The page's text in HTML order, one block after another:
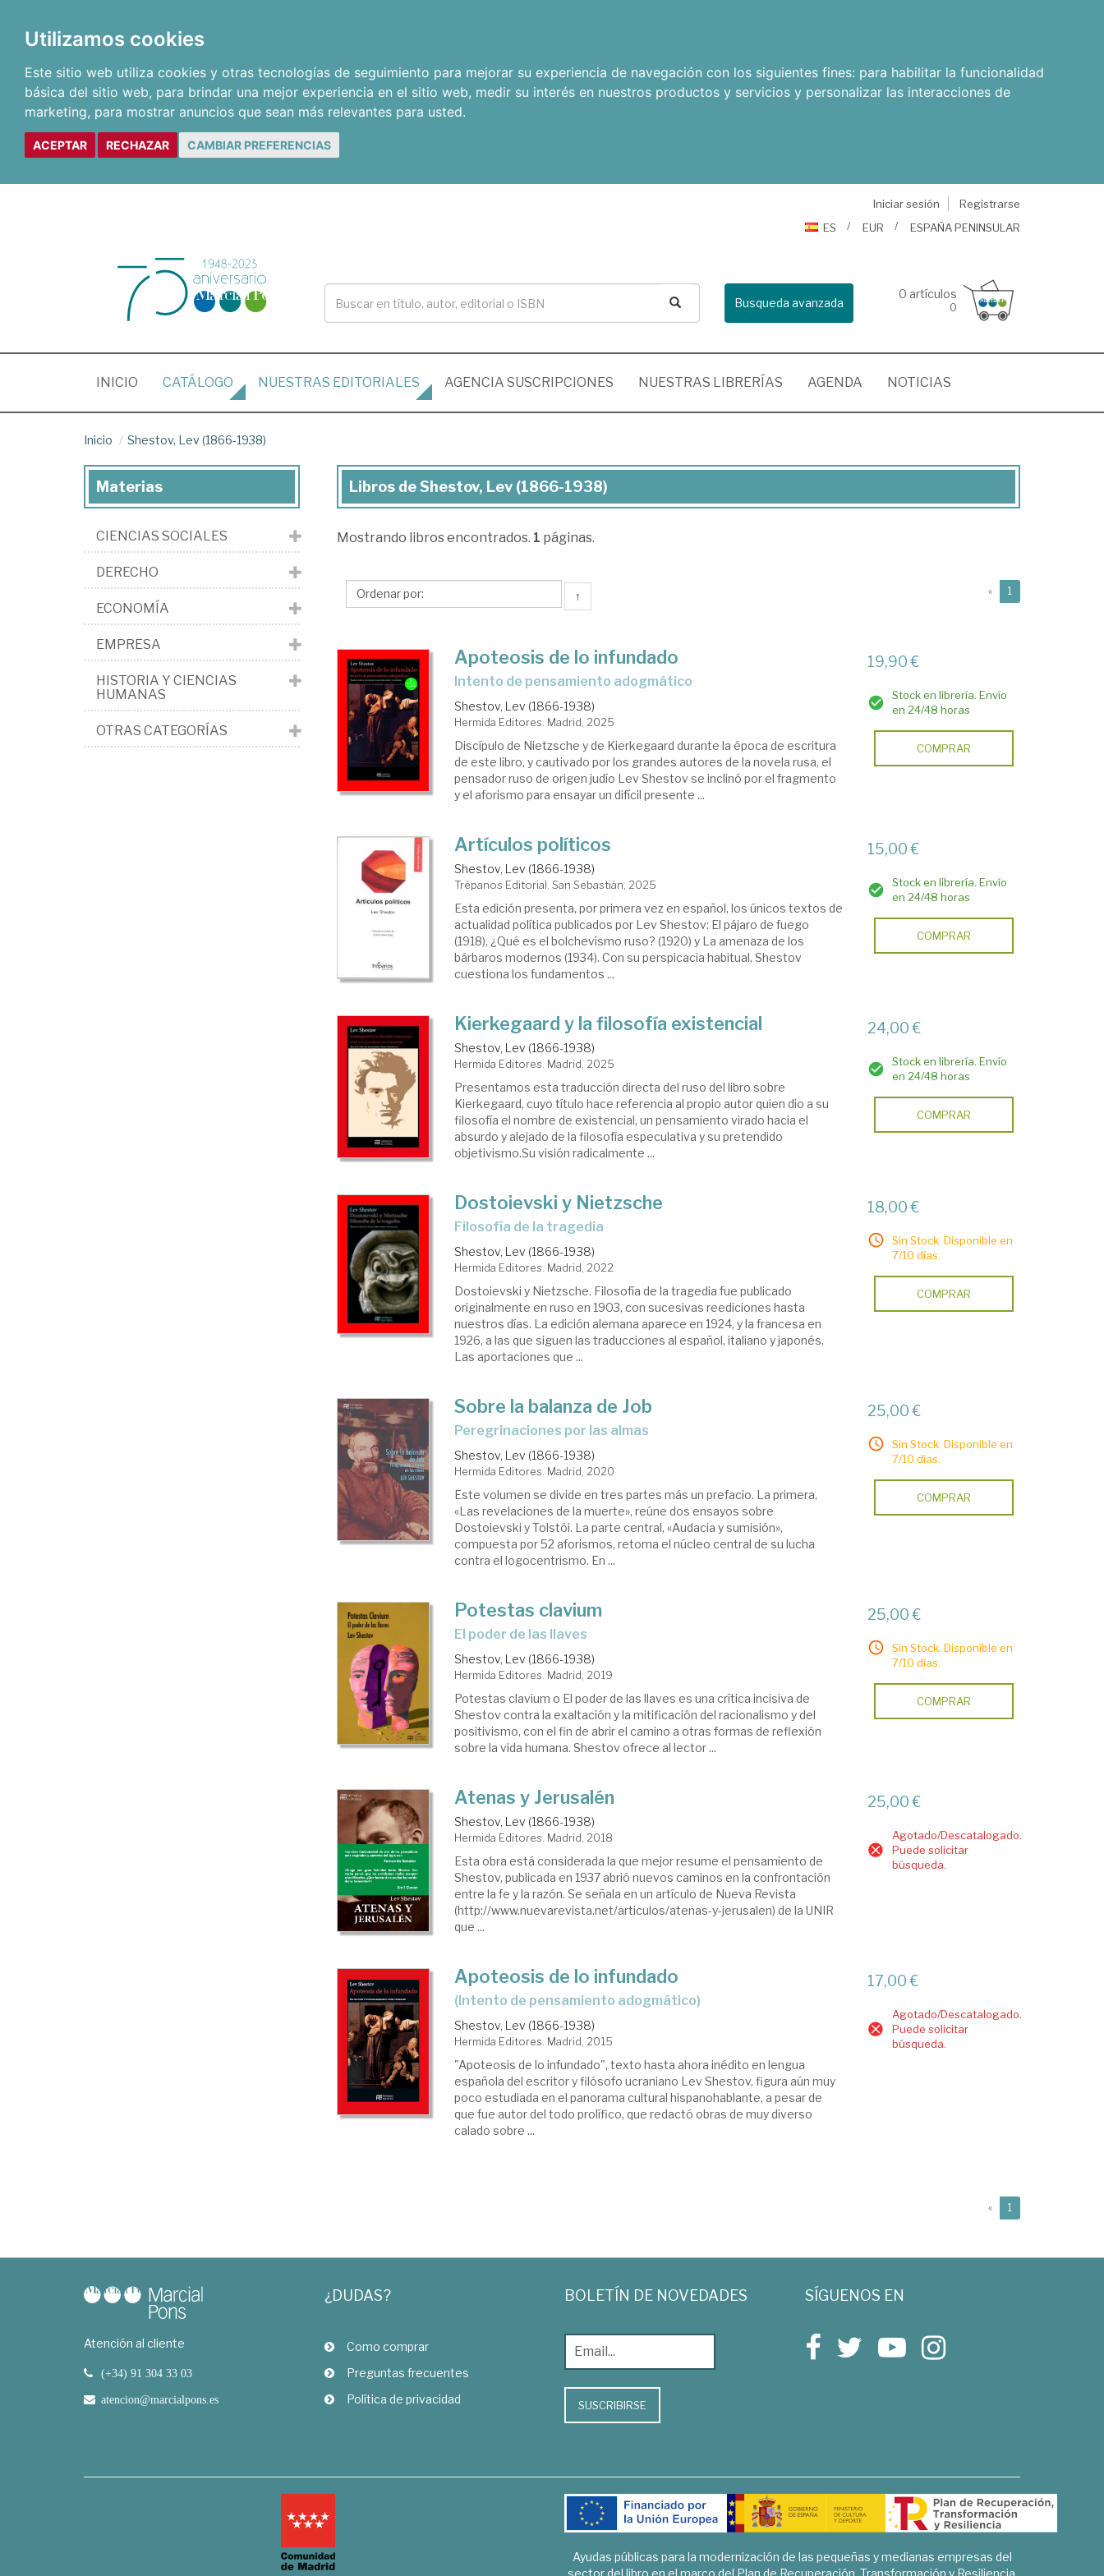
Utilizamos cookies
Este sitio web utiliza cookies y otras tecnologías de seguimiento para mejorar su experiencia de navegación con los siguientes fines: para habilitar la funcionalidad
básica del sitio web, para brindar una mejor experiencia en el sitio web, medir su interés en nuestros productos y servicios y personalizar las interacciones de
marketing, para mostrar anuncios que sean más relevantes para usted.
ACEPTAR RECHAZAR CAMBIAR PREFERENCIAS
Iniciar sesión
Registrarse
ES
EUR ESPAÑA PENINSULAR
Busqueda avanzada
0 artículos
0
INICIO (CURRENT)
CATÁLOGO NUESTRAS EDITORIALES AGENCIA SUSCRIPCIONES NUESTRAS LIBRERÍAS AGENDA NOTICIAS
Inicio Shestov, Lev (1866-1938)
Libros
Shestov,
(1866-
Libros de Shestov, Lev (1866-1938)
Mostrando libros encontrados. 1 páginas.
↑ « 1
Apoteosis de lo infundado
Intento de pensamiento adogmático
Shestov, Lev (1866-1938)
Hermida Editores. Madrid, 2025
Discípulo de Nietzsche y de Kierkegaard durante la época de escritura
de este libro, y cautivado por los grandes autores de la novela rusa, el
pensador ruso de origen judío Lev Shestov se inclinó por el fragmento
y el aforismo para ensayar un difícil presente ...
19,90 €
Stock en librería. Envío
en 24/48 horas
COMPRAR
Artículos políticos
Shestov, Lev (1866-1938)
Trépanos Editorial. San Sebastián, 2025
Esta edición presenta, por primera vez en español, los únicos textos de
actualidad política publicados por Lev Shestov: El pájaro de fuego
(1918), ¿Qué es el bolchevismo ruso? (1920) y La amenaza de los
bárbaros modernos (1934). Con su perspicacia habitual, Shestov
cuestiona los fundamentos ...
15,00 €
Stock en librería. Envío
en 24/48 horas
COMPRAR
Kierkegaard y la filosofía existencial
Shestov, Lev (1866-1938)
Hermida Editores. Madrid, 2025
Presentamos esta traducción directa del ruso del libro sobre
Kierkegaard, cuyo título hace referencia al propio autor quien dio a su
filosofía el nombre de existencial, un pensamiento virado hacia el
absurdo y alejado de la filosofía especulativa y su pretendido
objetivismo.Su visión radicalmente ...
24,00 €
Stock en librería. Envío
en 24/48 horas
COMPRAR
Dostoievski y Nietzsche
Filosofía de la tragedia
Shestov, Lev (1866-1938)
Hermida Editores. Madrid, 2022
Dostoievski y Nietzsche. Filosofía de la tragedia fue publicado
originalmente en ruso en 1903, con sucesivas reediciones hasta
nuestros días. La edición alemana aparece en 1924, y la francesa en
1926, a las que siguen las traducciones al español, italiano y japonés.
Las aportaciones que ...
18,00 €
Sin Stock. Disponible en
7/10 días.
COMPRAR
Sobre la balanza de Job
Peregrinaciones por las almas
Shestov, Lev (1866-1938)
Hermida Editores. Madrid, 2020
Este volumen se divide en tres partes más un prefacio. La primera,
«Las revelaciones de la muerte», reúne dos ensayos sobre
Dostoievski y Tolstói. La parte central, «Audacia y sumisión»,
compuesta por 52 aforismos, retoma el núcleo central de su lucha
contra el logocentrismo. En ...
25,00 €
Sin Stock. Disponible en
7/10 días.
COMPRAR
Potestas clavium
el poder de las llaves
Shestov, Lev (1866-1938)
Hermida Editores. Madrid, 2019
Potestas clavium o El poder de las llaves es una crítica incisiva de
Shestov contra la exaltación y la mitificación del racionalismo y del
positivismo, con el fin de abrir el camino a otras formas de reflexión
sobre la vida humana. Shestov ofrece al lector ...
25,00 €
Sin Stock. Disponible en
7/10 días.
COMPRAR
Atenas y Jerusalén
Shestov, Lev (1866-1938)
Hermida Editores. Madrid, 2018
Esta obra está considerada la que mejor resume el pensamiento de
Shestov, publicada en 1937 abrió nuevos caminos en la confrontación
entre la fe y la razón. Se señala en un artículo de Nueva Revista
(http://www.nuevarevista.net/articulos/atenas-y-jerusalen) de la UNIR
que ...
25,00 €
Agotado/Descatalogado.
Puede solicitar
búsqueda.
Apoteosis de lo infundado
(intento de pensamiento adogmático)
Shestov, Lev (1866-1938)
Hermida Editores. Madrid, 2015
"Apoteosis de lo infundado", texto hasta ahora inédito en lengua
española del escritor y filósofo ucraniano Lev Shestov, figura aún muy
poco estudiada en el panorama cultural hispanohablante, a pesar de
que fue autor del todo prolífico, que redactó obras de muy diverso
calado sobre ...
17,00 €
Agotado/Descatalogado.
Puede solicitar
búsqueda.
« 1
Materias
CIENCIAS SOCIALES
DERECHO
ECONOMÍA
EMPRESA
HISTORIA Y CIENCIAS
HUMANAS
OTRAS CATEGORÍAS
Atención al cliente
(+34) 91 304 33 03
atencion@marcialpons.es
¿DUDAS?
Como comprar
Preguntas frecuentes
Política de privacidad
BOLETÍN DE NOVEDADES
SUSCRIBIRSE
SÍGUENOS EN
Ayudas públicas para la modernización de las pequeñas y medianas empresas del
sector del libro en el marco del Plan de Recuperación, Transformación y Resiliencia.